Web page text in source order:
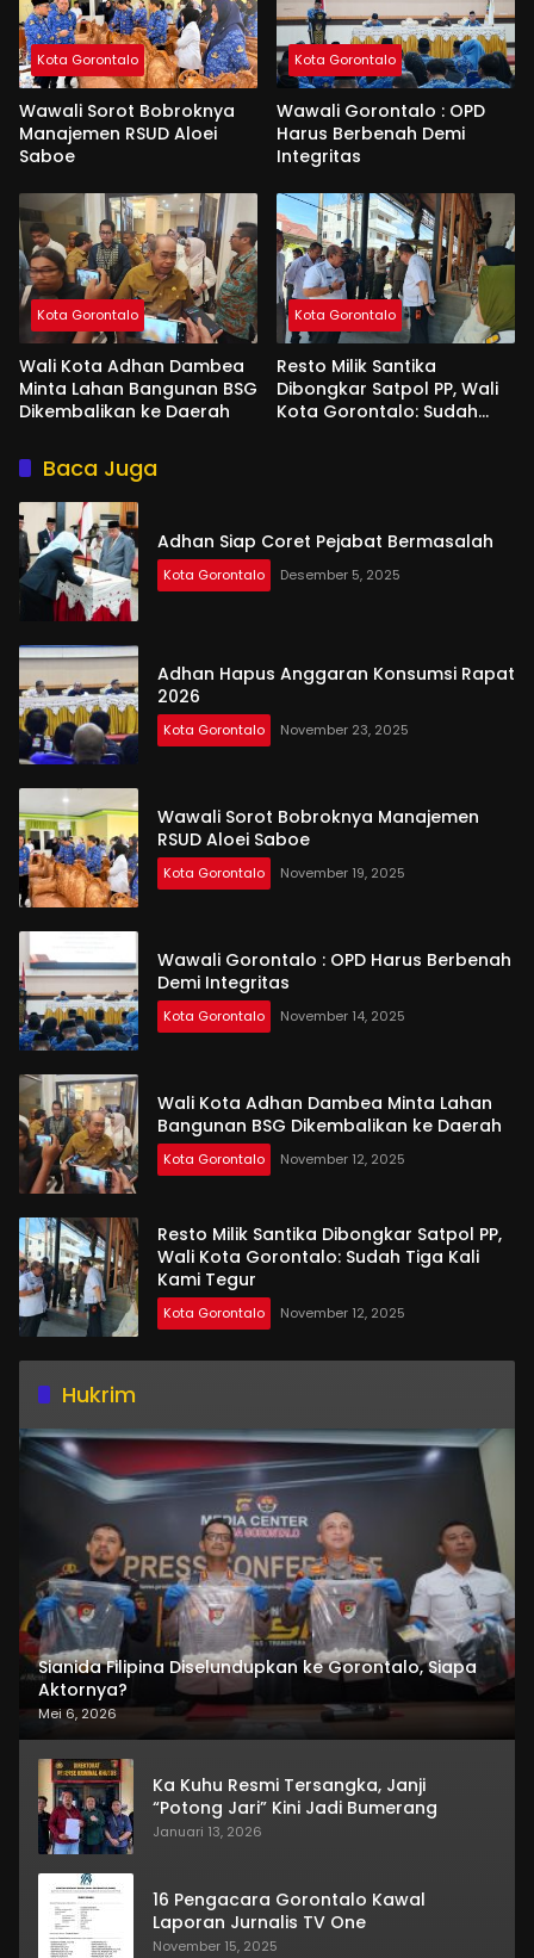
Kota Gorontalo
Wawali Sorot Bobroknya
Manajemen RSUD Aloei
Saboe
Kota Gorontalo
Wawali Gorontalo : OPD
Harus Berbenah Demi
Integritas
Kota Gorontalo
Wali Kota Adhan Dambea
Minta Lahan Bangunan BSG
Dikembalikan ke Daerah
Kota Gorontalo
Resto Milik Santika
Dibongkar Satpol PP, Wali
Kota Gorontalo: Sudah
Baca Juga
Adhan Siap Coret Pejabat Bermasalah
Kota Gorontalo Desember 5, 2025
Adhan Hapus Anggaran Konsumsi Rapat
2026
Kota Gorontalo November 23, 2025
Wawali Sorot Bobroknya Manajemen
RSUD Aloei Saboe
Kota Gorontalo November 19, 2025
Wawali Gorontalo : OPD Harus Berbenah
Demi Integritas
Kota Gorontalo November 14, 2025
Wali Kota Adhan Dambea Minta Lahan
Bangunan BSG Dikembalikan ke Daerah
Kota Gorontalo November 12, 2025
Resto Milik Santika Dibongkar Satpol PP,
Wali Kota Gorontalo: Sudah Tiga Kali
Kami Tegur
Kota Gorontalo November 12, 2025
Hukrim
Sianida Filipina Diselundupkan ke Gorontalo, Siapa
Aktornya?
Mei 6, 2026
Ka Kuhu Resmi Tersangka, Janji
“Potong Jari” Kini Jadi Bumerang
Januari 13, 2026
16 Pengacara Gorontalo Kawal
Laporan Jurnalis TV One
November 15, 2025